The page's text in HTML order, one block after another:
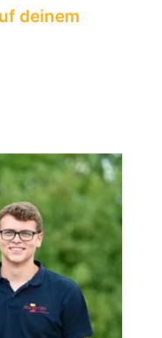
deinem